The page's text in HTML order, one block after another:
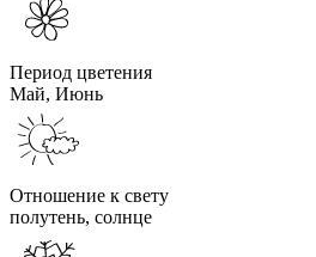
Период цветения
Май, Июнь
Отношение к свету
полутень, солнце